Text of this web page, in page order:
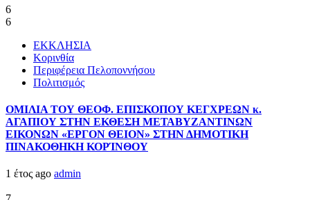
6
6
ΕΚΚΛΗΣΙΑ
Κορινθία
Περιφέρεια Πελοποννήσου
Πολιτισμός
ΟΜΙΛΙΑ ΤΟΥ ΘΕΟΦ. ΕΠΙΣΚΟΠΟΥ ΚΕΓΧΡΕΩΝ κ.
ΑΓΑΠΙΟΥ ΣΤΗΝ ΕΚΘΕΣΗ ΜΕΤΑΒΥΖΑΝΤΙΝΩΝ
ΕΙΚΟΝΩΝ «ΕΡΓΟΝ ΘΕΙΟΝ» ΣΤΗΝ ΔΗΜΟΤΙΚΗ
ΠΙΝΑΚΟΘΗΚΗ ΚΟΡΊΝΘΟΥ
1 έτος ago admin